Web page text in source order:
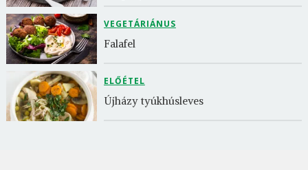
VEGETÁRIÁNUS
Falafel
ELŐÉTEL
Újházy tyúkhúsleves